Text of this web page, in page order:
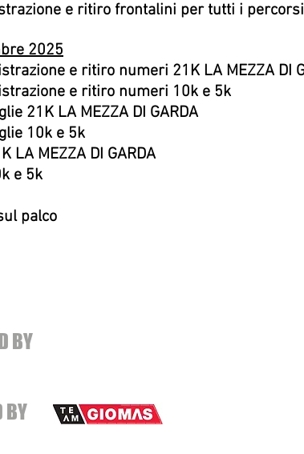
e ritiro frontalini per tutti i
2025
e ritiro numeri 21K LA MEZZA DI
e ritiro numeri 10k e 5k
21K LA MEZZA DI GARDA
10k e 5k
LA MEZZA DI GARDA
e 5k
palco
BY
BY